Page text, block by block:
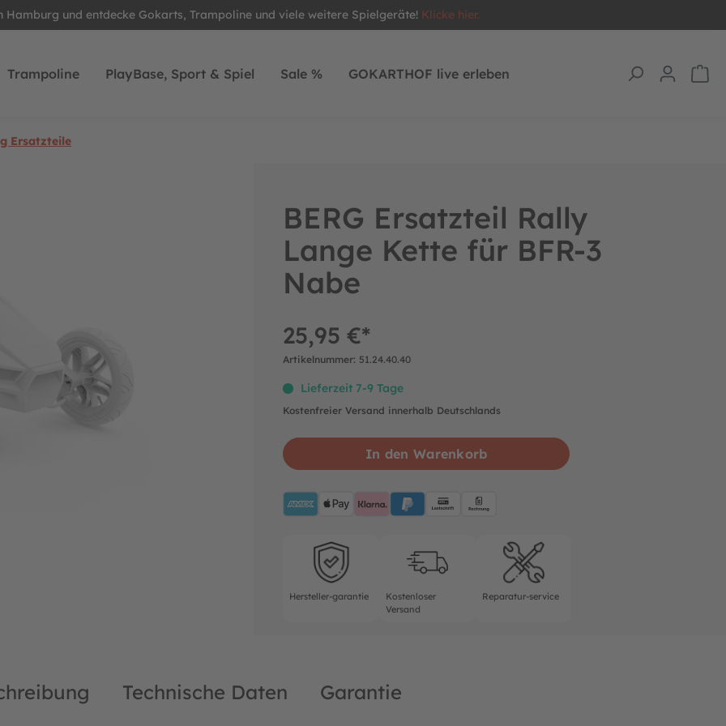
Hamburg und entdecke Gokarts, Trampoline und viele weitere Spielgeräte! Klicke hier.
Trampoline PlayBase, Sport & Spiel Sale % GOKARTHOF live erleben
Ersatzteile
BERG Ersatzteil Rally
Lange Kette für BFR-3
Nabe
25,95 €*
Artikelnummer: 51.24.40.40
Lieferzeit 7-9 Tage
Kostenfreier Versand innerhalb Deutschlands
In den Warenkorb
ApplePayKlarna PayPalBlueLastschrift
Hersteller-garantie
Hersteller-garantie
Kostenloser Versand
Kostenloser
Versand
Reparatur-service
Reparatur-service
Technische Daten Garantie